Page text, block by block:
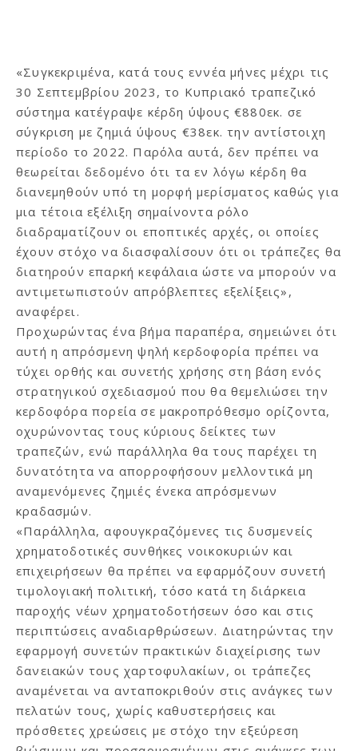
«Συγκεκριμένα, κατά τους εννέα μήνες μέχρι τις
30 Σεπτεμβρίου 2023, το Κυπριακό τραπεζικό
σύστημα κατέγραψε κέρδη ύψους €880εκ. σε
σύγκριση με ζημιά ύψους €38εκ. την αντίστοιχη
περίοδο το 2022. Παρόλα αυτά, δεν πρέπει να
θεωρείται δεδομένο ότι τα εν λόγω κέρδη θα
διανεμηθούν υπό τη μορφή μερίσματος καθώς για
μια τέτοια εξέλιξη σημαίνοντα ρόλο
διαδραματίζουν οι εποπτικές αρχές, οι οποίες
έχουν στόχο να διασφαλίσουν ότι οι τράπεζες θα
διατηρούν επαρκή κεφάλαια ώστε να μπορούν να
αντιμετωπιστούν απρόβλεπτες εξελίξεις»,
αναφέρει.
Προχωρώντας ένα βήμα παραπέρα, σημειώνει ότι
αυτή η απρόσμενη ψηλή κερδοφορία πρέπει να
τύχει ορθής και συνετής χρήσης στη βάση ενός
στρατηγικού σχεδιασμού που θα θεμελιώσει την
κερδοφόρα πορεία σε μακροπρόθεσμο ορίζοντα,
οχυρώνοντας τους κύριους δείκτες των
τραπεζών, ενώ παράλληλα θα τους παρέχει τη
δυνατότητα να απορροφήσουν μελλοντικά μη
αναμενόμενες ζημιές ένεκα απρόσμενων
κραδασμών.
«Παράλληλα, αφουγκραζόμενες τις δυσμενείς
χρηματοδοτικές συνθήκες νοικοκυριών και
επιχειρήσεων θα πρέπει να εφαρμόζουν συνετή
τιμολογιακή πολιτική, τόσο κατά τη διάρκεια
παροχής νέων χρηματοδοτήσεων όσο και στις
περιπτώσεις αναδιαρθρώσεων. Διατηρώντας την
εφαρμογή συνετών πρακτικών διαχείρισης των
δανειακών τους χαρτοφυλακίων, οι τράπεζες
αναμένεται να ανταποκριθούν στις ανάγκες των
πελατών τους, χωρίς καθυστερήσεις και
πρόσθετες χρεώσεις με στόχο την εξεύρεση